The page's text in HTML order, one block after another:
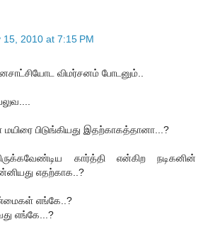
15, 2010 at 7:15 PM
விமர்சனம் போடனும்..
பிடுங்கியது இதற்காகத்தானா...?
கார்த்தி என்கிற நடிகனின்
எதற்காக..?
எங்கே..?
எங்கே...?